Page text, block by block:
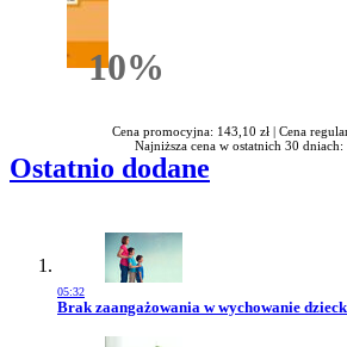
10%Rabatu
Cena promocyjna: 143,10 zł | Cena
Najniższa cena w ostatnich 30 dniach:
Ostatnio dodane
05:32
Przejdź do artykułu:
Brak zaangażowania w wychowanie